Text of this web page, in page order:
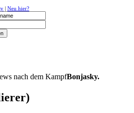
| Neu hier?
nach dem KampfBonjasky.